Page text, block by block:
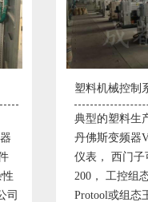
塑料机械控制系统
典型的塑料生产
丹佛斯变频器
仪表， 西门子可
200， 工控组态软
Protool或组态王